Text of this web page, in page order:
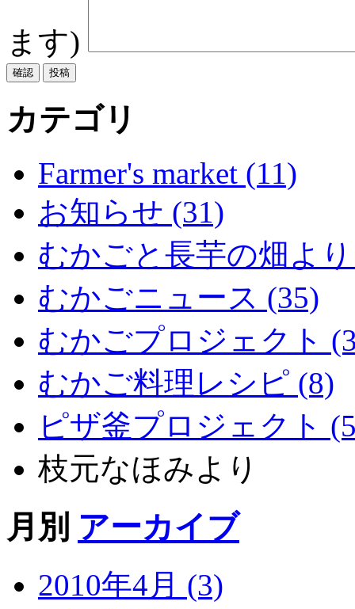
ます)
カテゴリ
Farmer's market (11)
お知らせ (31)
むかごと長芋の畑よ
むかごニュース (35)
むかごプロジェクト
むかご料理レシピ (8)
ピザ釜プロジェクト
枝元なほみより
月別 アーカイブ
2010年4月 (3)